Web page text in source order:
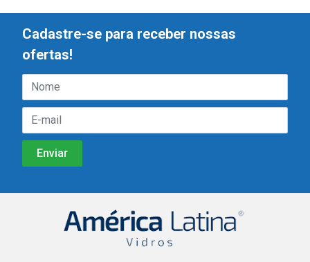
Cadastre-se para receber nossas
ofertas!